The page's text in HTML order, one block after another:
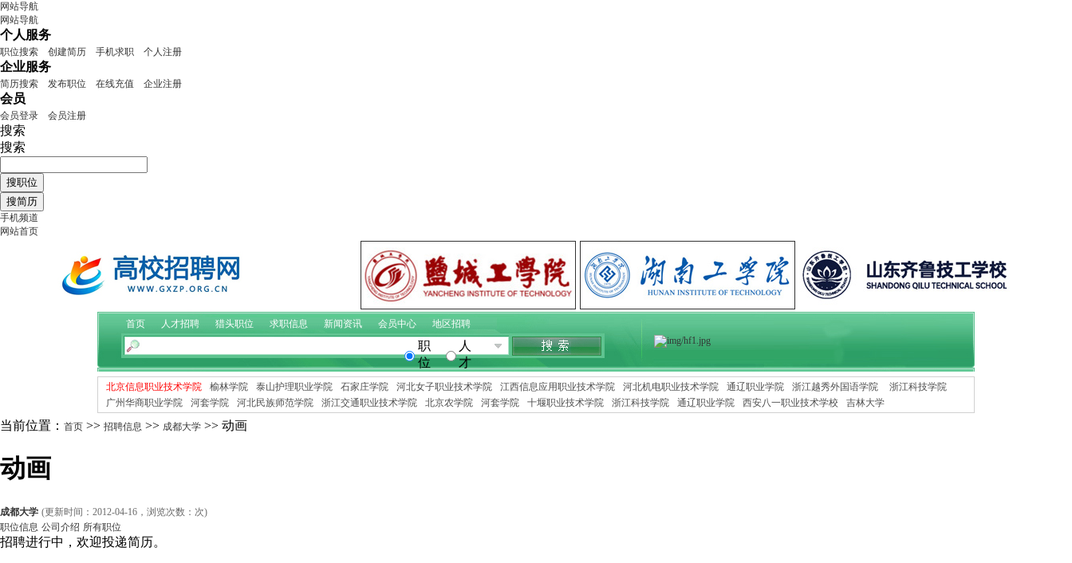
网站导航
网站导航
个人服务
职位搜索 创建简历 手机求职 个人注册
企业服务
简历搜索 发布职位 在线充值 企业注册
会员
会员登录 会员注册
搜索
搜索
手机频道
网站首页
首页 人才招聘 猎头职位 求职信息 新闻资讯 会员中心 地区招聘
职
位
人
才
北京信息职业技术学院 榆林学院 泰山护理职业学院 石家庄学院 河北女子职业技术学院 江西信息应用职业技术学院 河北机电职业技术学院 通辽职业学院 浙江越秀外国语学院
浙江科技学院
广州华商职业学院
河套学院 河北民族师范学院 浙江交通职业技术学院 北京农学院 河套学院 十堰职业技术学院 浙江科技学院 通辽职业学院 西安八一职业技术学校 吉林大学
当前位置： 首页 >> 招聘信息 >> 成都大学 >> 动画
动画
成都大学 (更新时间：2012-04-16，浏览次数： 次)
职位信息 公司介绍 所有职位
招聘进行中，欢迎投递简历。